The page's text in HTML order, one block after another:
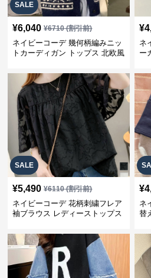
SALE
¥6,040 ¥6710(割引前)
ネイビーコーデ 幾何柄編みニッ
トカーディガン トップス 北欧風
¥
ネ
ー
SALE
¥5,490 ¥6110(割引前)
ネイビーコーデ 花柄刺繍フレア
袖ブラウス レディーストップス
¥
ネ
替